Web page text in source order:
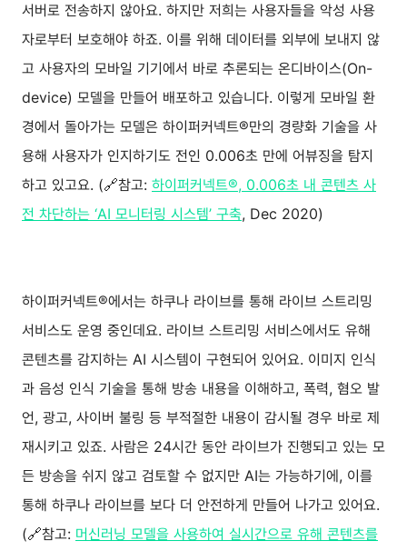
서버로 전송하지 않아요. 하지만 저희는 사용자들을 악성 사용
자로부터 보호해야 하죠. 이를 위해 데이터를 외부에 보내지 않
고 사용자의 모바일 기기에서 바로 추론되는 온디바이스(On-
device) 모델을 만들어 배포하고 있습니다. 이렇게 모바일 환
경에서 돌아가는 모델은 하이퍼커넥트®만의 경량화 기술을 사
용해 사용자가 인지하기도 전인 0.006초 만에 어뷰징을 탐지
하고 있고요. (🔗참고: 하이퍼커넥트®, 0.006초 내 콘텐츠 사
전 차단하는 ‘AI 모니터링 시스템’ 구축, Dec 2020)
하이퍼커넥트®에서는 하쿠나 라이브를 통해 라이브 스트리밍
서비스도 운영 중인데요. 라이브 스트리밍 서비스에서도 유해
콘텐츠를 감지하는 AI 시스템이 구현되어 있어요. 이미지 인식
과 음성 인식 기술을 통해 방송 내용을 이해하고, 폭력, 혐오 발
언, 광고, 사이버 불링 등 부적절한 내용이 감시될 경우 바로 제
재시키고 있죠. 사람은 24시간 동안 라이브가 진행되고 있는 모
든 방송을 쉬지 않고 검토할 수 없지만 AI는 가능하기에, 이를
통해 하쿠나 라이브를 보다 더 안전하게 만들어 나가고 있어요.
(🔗참고: 머신러닝 모델을 사용하여 실시간으로 유해 콘텐츠를